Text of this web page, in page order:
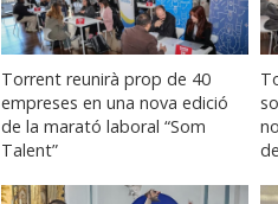
Torrent reunirà prop de 40
empreses en una nova edició
de la marató laboral “Som
Talent”